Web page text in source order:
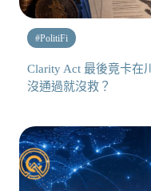
#PolitiFi
Clarity Act 最後竟卡在
沒通過就沒救？